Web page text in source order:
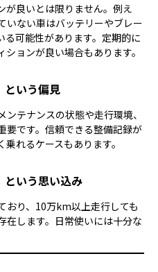
が良いとは限りません。例え
いない車はバッテリーやブレー
る可能性があります。定期的に
ョンが良い場合もあります。
という偏見
テナンスの状態や走行環境、
要です。信頼できる整備記録が
れるケースもあります。
という思い込み
おり、10万km以上走行しても
在します。日常使いには十分な